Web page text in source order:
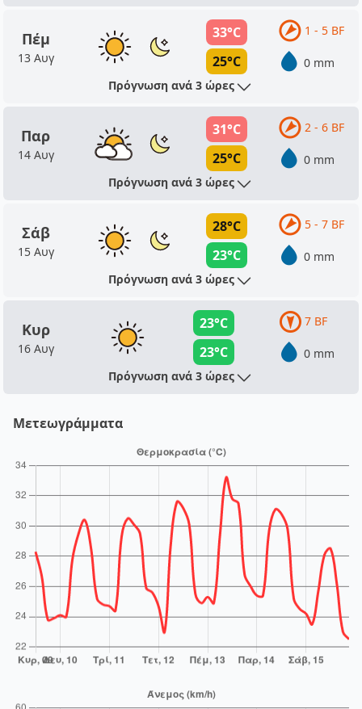
Πέμ
13 Αυγ
33°C
25°C
1 - 5 BF
0 mm
Πρόγνωση ανά 3 ώρες
Παρ
14 Αυγ
31°C
25°C
2 - 6 BF
0 mm
Πρόγνωση ανά 3 ώρες
Σάβ
15 Αυγ
28°C
23°C
5 - 7 BF
0 mm
Πρόγνωση ανά 3 ώρες
Κυρ
16 Αυγ
23°C
23°C
7 BF
0 mm
Πρόγνωση ανά 3 ώρες
Μετεωγράμματα